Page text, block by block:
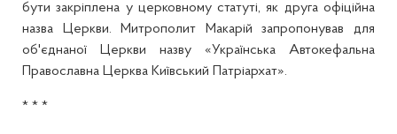
бути закріплена у церковному статуті, як друга офіційна
назва Церкви. Митрополит Макарій запропонував для
об'єднаної Церкви назву «Українська Автокефальна
Православна Церква Київський Патріархат».
* * *